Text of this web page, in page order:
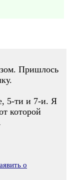
Пришлось
5-ти и 7-и. Я
которой
о